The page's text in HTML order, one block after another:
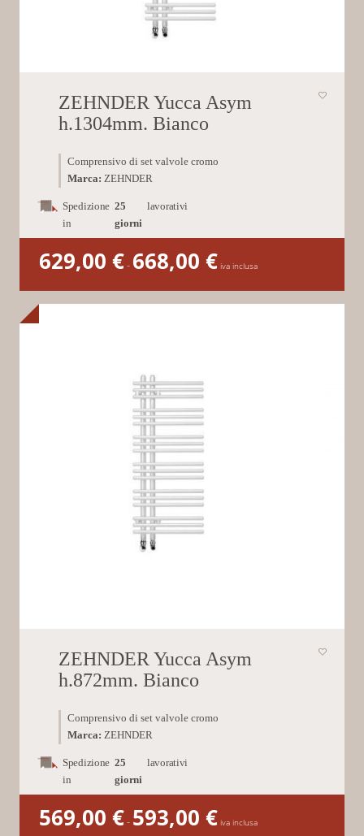
ZEHNDER Yucca Asym
h.1304mm. Bianco
Comprensivo di set valvole cromo
Marca: ZEHNDER
Spedizione
in
25
giorni
lavorativi
629,00 €- 668,00 €Fascia
di
629,00 €
a
iva inclusa
ZEHNDER Yucca Asym
h.872mm. Bianco
Comprensivo di set valvole cromo
Marca: ZEHNDER
Spedizione
in
25
giorni
lavorativi
569,00 €- 593,00 €Fascia
di
iva inclusa